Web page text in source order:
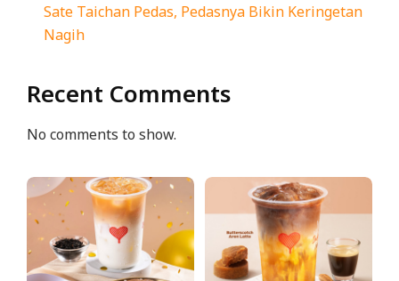
Sate Taichan Pedas, Pedasnya Bikin Keringetan
Nagih
Recent Comments
No comments to show.